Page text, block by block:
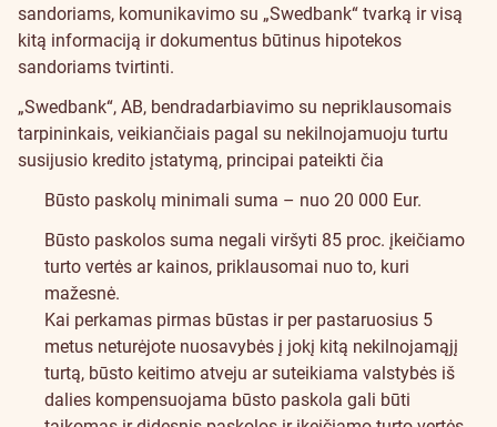
sandoriams, komunikavimo su „Swedbank“ tvarką ir visą
kitą informaciją ir dokumentus būtinus hipotekos
sandoriams tvirtinti.
„Swedbank“, AB, bendradarbiavimo su nepriklausomais
tarpininkais, veikiančiais pagal su nekilnojamuoju turtu
susijusio kredito įstatymą, principai pateikti čia
Būsto paskolų minimali suma – nuo 20 000 Eur.
Būsto paskolos suma negali viršyti 85 proc. įkeičiamo
turto vertės ar kainos, priklausomai nuo to, kuri
mažesnė.
Kai perkamas pirmas būstas ir per pastaruosius 5
metus neturėjote nuosavybės į jokį kitą nekilnojamąjį
turtą, būsto keitimo atveju ar suteikiama valstybės iš
dalies kompensuojama būsto paskola gali būti